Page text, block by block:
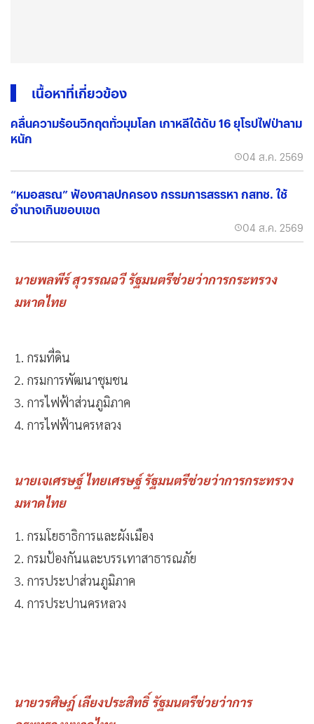
เนื้อหาที่เกี่ยวข้อง
คลื่นความร้อนวิกฤตทั่วมุมโลก เกาหลีใต้ดับ 16 ยุโรปไฟป่าลาม
หนัก
04 ส.ค. 2569
“หมอสรณ” ฟ้องศาลปกครอง กรรมการสรรหา กสทช. ใช้
อำนาจเกินขอบเขต
04 ส.ค. 2569
นายพลพีร์ สุวรรณฉวี รัฐมนตรีช่วยว่าการกระทรวง
มหาดไทย
1. กรมที่ดิน
2. กรมการพัฒนาชุมชน
3. การไฟฟ้าส่วนภูมิภาค
4. การไฟฟ้านครหลวง
นายเจเศรษฐ์ ไทยเศรษฐ์ รัฐมนตรีช่วยว่าการกระทรวง
มหาดไทย
1. กรมโยธาธิการและผังเมือง
2. กรมป้องกันและบรรเทาสาธารณภัย
3. การประปาส่วนภูมิภาค
4. การประปานครหลวง
นายวรศิษฎ์ เลียงประสิทธิ์ รัฐมนตรีช่วยว่าการ